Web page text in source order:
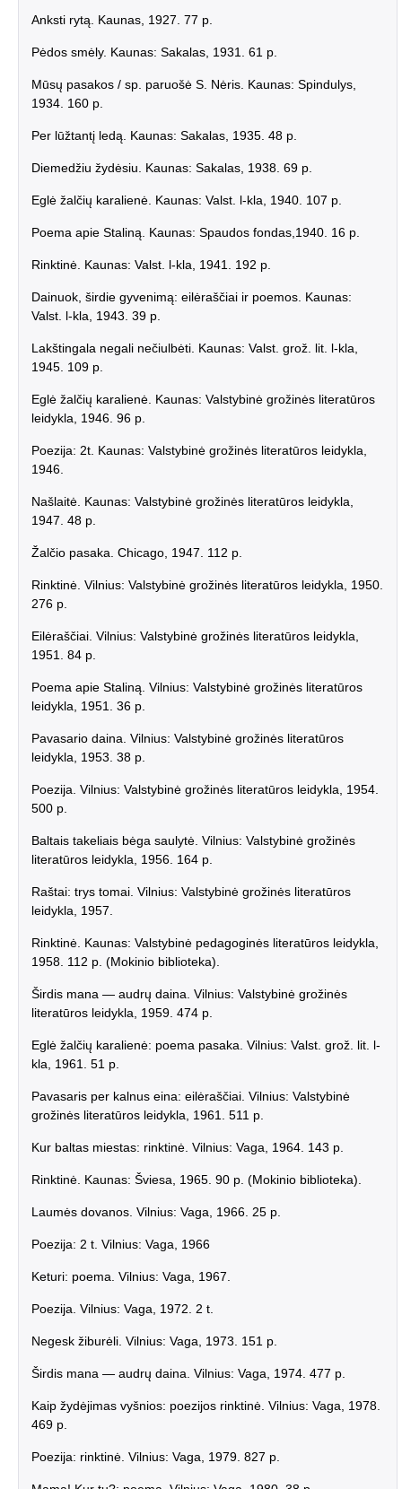
Anksti rytą. Kaunas, 1927. 77 p.
Pėdos smėly. Kaunas: Sakalas, 1931. 61 p.
Mūsų pasakos / sp. paruošė S. Nėris. Kaunas: Spindulys,
1934. 160 p.
Per lūžtantį ledą. Kaunas: Sakalas, 1935. 48 p.
Diemedžiu žydėsiu. Kaunas: Sakalas, 1938. 69 p.
Eglė žalčių karalienė. Kaunas: Valst. l-kla, 1940. 107 p.
Poema apie Staliną. Kaunas: Spaudos fondas,1940. 16 p.
Rinktinė. Kaunas: Valst. l-kla, 1941. 192 p.
Dainuok, širdie gyvenimą: eilėraščiai ir poemos. Kaunas:
Valst. l-kla, 1943. 39 p.
Lakštingala negali nečiulbėti. Kaunas: Valst. grož. lit. l-kla,
1945. 109 p.
Eglė žalčių karalienė. Kaunas: Valstybinė grožinės literatūros
leidykla, 1946. 96 p.
Poezija: 2t. Kaunas: Valstybinė grožinės literatūros leidykla,
1946.
Našlaitė. Kaunas: Valstybinė grožinės literatūros leidykla,
1947. 48 p.
Žalčio pasaka. Chicago, 1947. 112 p.
Rinktinė. Vilnius: Valstybinė grožinės literatūros leidykla, 1950.
276 p.
Eilėraščiai. Vilnius: Valstybinė grožinės literatūros leidykla,
1951. 84 p.
Poema apie Staliną. Vilnius: Valstybinė grožinės literatūros
leidykla, 1951. 36 p.
Pavasario daina. Vilnius: Valstybinė grožinės literatūros
leidykla, 1953. 38 p.
Poezija. Vilnius: Valstybinė grožinės literatūros leidykla, 1954.
500 p.
Baltais takeliais bėga saulytė. Vilnius: Valstybinė grožinės
literatūros leidykla, 1956. 164 p.
Raštai: trys tomai. Vilnius: Valstybinė grožinės literatūros
leidykla, 1957.
Rinktinė. Kaunas: Valstybinė pedagoginės literatūros leidykla,
1958. 112 p. (Mokinio biblioteka).
Širdis mana — audrų daina. Vilnius: Valstybinė grožinės
literatūros leidykla, 1959. 474 p.
Eglė žalčių karalienė: poema pasaka. Vilnius: Valst. grož. lit. l-
kla, 1961. 51 p.
Pavasaris per kalnus eina: eilėraščiai. Vilnius: Valstybinė
grožinės literatūros leidykla, 1961. 511 p.
Kur baltas miestas: rinktinė. Vilnius: Vaga, 1964. 143 p.
Rinktinė. Kaunas: Šviesa, 1965. 90 p. (Mokinio biblioteka).
Laumės dovanos. Vilnius: Vaga, 1966. 25 p.
Poezija: 2 t. Vilnius: Vaga, 1966
Keturi: poema. Vilnius: Vaga, 1967.
Poezija. Vilnius: Vaga, 1972. 2 t.
Negesk žiburėli. Vilnius: Vaga, 1973. 151 p.
Širdis mana — audrų daina. Vilnius: Vaga, 1974. 477 p.
Kaip žydėjimas vyšnios: poezijos rinktinė. Vilnius: Vaga, 1978.
469 p.
Poezija: rinktinė. Vilnius: Vaga, 1979. 827 p.